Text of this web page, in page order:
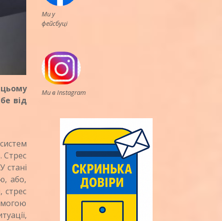
від
Стрес
стані
або,
стрес
Ми у
фейсбуці
Ми в Instagram